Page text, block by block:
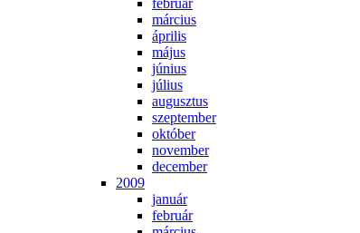
feb­ru­ár
már­ci­us
áp­ri­lis
má­jus
jú­ni­us
jú­li­us
au­gusz­tus
szep­tem­ber
ok­tó­ber
no­vem­ber
de­cem­ber
2009
ja­nu­ár
feb­ru­ár